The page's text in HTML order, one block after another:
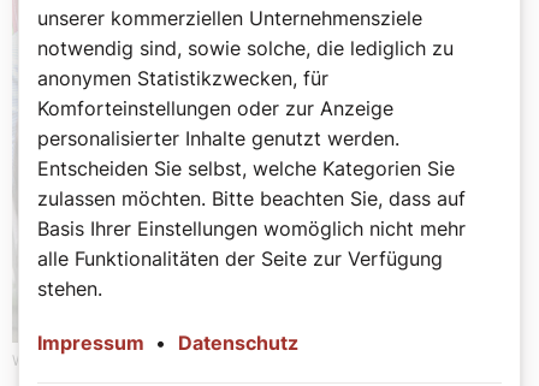
Werbung
unserer kommerziellen Unternehmensziele
notwendig sind, sowie solche, die lediglich zu
anonymen Statistikzwecken, für
Komforteinstellungen oder zur Anzeige
personalisierter Inhalte genutzt werden.
Entscheiden Sie selbst, welche Kategorien Sie
zulassen möchten. Bitte beachten Sie, dass auf
Basis Ihrer Einstellungen womöglich nicht mehr
alle Funktionalitäten der Seite zur Verfügung
stehen.
Impressum • Datenschutz